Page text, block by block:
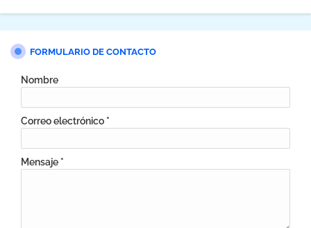
FORMULARIO DE CONTACTO
Nombre
Correo electrónico *
Mensaje *